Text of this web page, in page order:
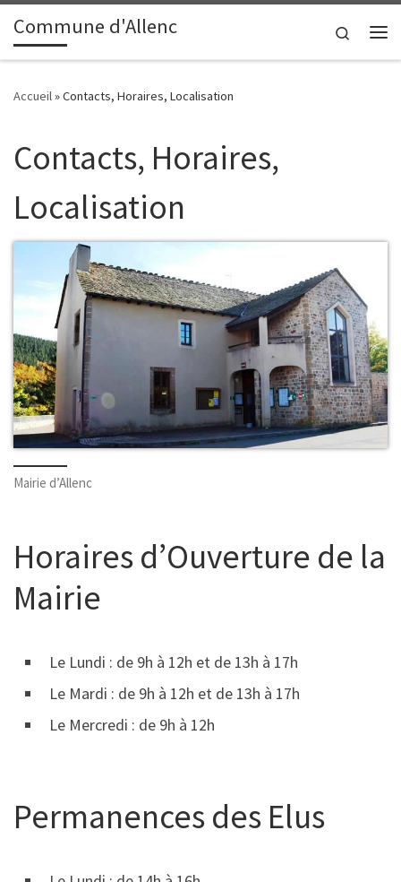
principalPasser au contenu
Commune d'Allenc
Search
Accueil»Contacts, Horaires, Localisation
Contacts, Horaires,
Localisation
Mairie d’Allenc
Horaires d’Ouverture de la
Mairie
Le Lundi : de 9h à 12h et de 13h à 17h
Le Mardi : de 9h à 12h et de 13h à 17h
Le Mercredi : de 9h à 12h
Permanences des Elus